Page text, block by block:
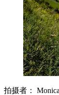
拍摄者：